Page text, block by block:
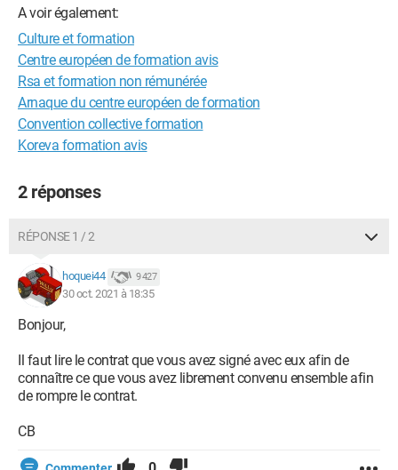
A voir également:
Culture et formation
Centre européen de formation avis
Rsa et formation non rémunérée
Arnaque du centre européen de formation
Convention collective formation
Koreva formation avis
2 réponses
RÉPONSE 1 / 2
hoquei44 9 427
30 oct. 2021 à 18:35
Bonjour,
Il faut lire le contrat que vous avez signé avec eux afin de
connaître ce que vous avez librement convenu ensemble afin
de rompre le contrat.
CB